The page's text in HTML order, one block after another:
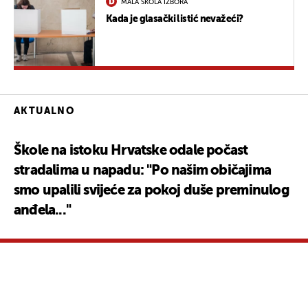
MALA ŠKOLA IZBORA
Kada je glasački listić nevažeći?
AKTUALNO
Škole na istoku Hrvatske odale počast
stradalima u napadu: "Po našim običajima
smo upalili svijeće za pokoj duše preminulog
anđela..."